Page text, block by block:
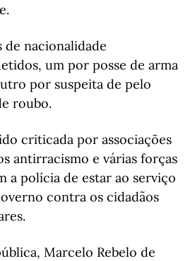
de nacionalidade
um por posse de arma
por suspeita de pelo
roubo.
criticada por associações
antirracismo e várias forças
a polícia de estar ao serviço
contra os cidadãos
Marcelo Rebelo de